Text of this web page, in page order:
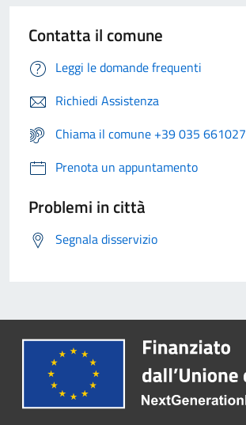
Contatta il comune
Leggi le domande frequenti
Richiedi Assistenza
Chiama il comune +39 035 661027
Prenota un appuntamento
Problemi in città
Segnala disservizio